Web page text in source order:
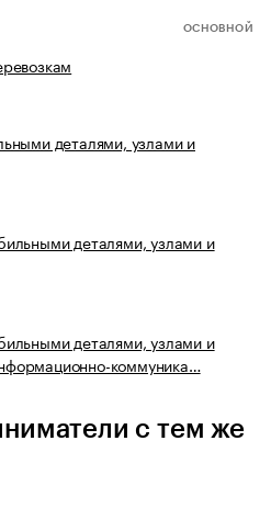
ОСНОВНОЙ
деталями, узлами и
деталями, узлами и
деталями, узлами и
коммуника…
с тем же